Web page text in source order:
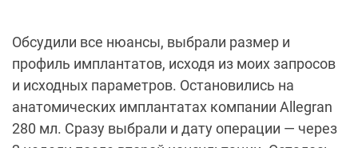
Обсудили все нюансы, выбрали размер и
профиль имплантатов, исходя из моих запросов
и исходных параметров. Остановились на
анатомических имплантатах компании Allegran
280 мл. Сразу выбрали и дату операции — через